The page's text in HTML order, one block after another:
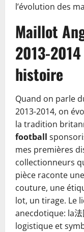
l’évolution des
Maillot
2013-
histoire
Quand on parle
2013-2014, on
la tradition
football
mes premières
collectionneurs
pièce raconte
couture, une
lot, un tirage. Le
anecdotique: la
logistique et